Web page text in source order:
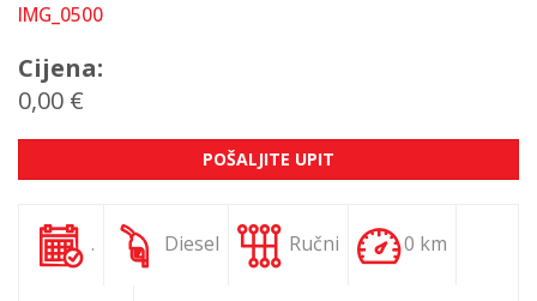
IMG_0500
Cijena:
0,00 €
POŠALJITE UPIT
. Diesel Ručni 0 km